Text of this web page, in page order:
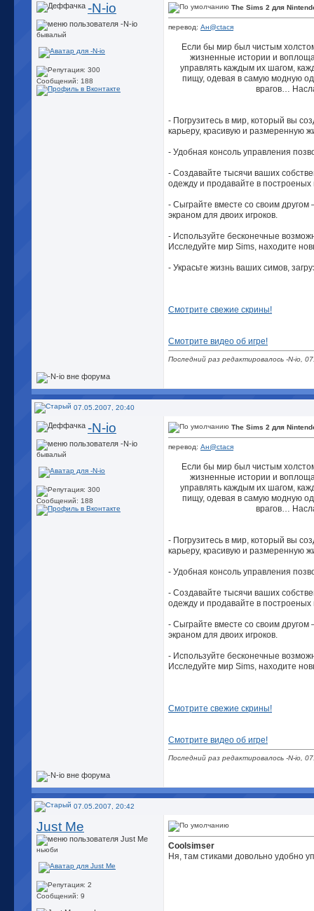
-N-io
бывалый
Сообщений: 188
The Sims 2 для
перевод: Ан@сtася
Если бы мир был чистым
жизненные истории и
управлять каждым их шагом,
пищу, одевая в самую модную
врагов…
- Погрузитесь в мир, который вы
карьеру, красивую и размеренную
- Удобная консоль управления
- Создавайте тысячи ваших
одежду и продавайте в построеных
- Сыграйте вместе со своим
экраном для двоих игроков.
- Используйте бесконечные
Исследуйте мир Sims, находите
- Украсьте жизнь ваших симов,
Смотрите свежие скрины!
Смотрите видео об игре!
Последний раз редактировалось -N-io,
07.05.2007, 20:40
-N-io
бывалый
Сообщений: 188
The Sims 2 для
перевод: Ан@сtася
Если бы мир был чистым
жизненные истории и
управлять каждым их шагом,
пищу, одевая в самую модную
врагов…
- Погрузитесь в мир, который вы
карьеру, красивую и размеренную
- Удобная консоль управления
- Создавайте тысячи ваших
одежду и продавайте в построеных
- Сыграйте вместе со своим
экраном для двоих игроков.
- Используйте бесконечные
Исследуйте мир Sims, находите
Смотрите свежие скрины!
Смотрите видео об игре!
Последний раз редактировалось -N-io,
07.05.2007, 20:42
Just Me
ньюби
Сообщений: 9
Coolsimser
Ня, там стиками довольно удобно